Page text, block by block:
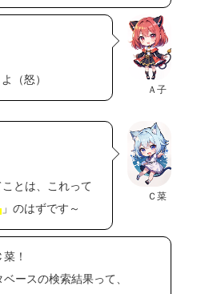
Ａ子
（怒）
Ｃ菜
ことは、これって
」のはずです～
菜！
ースの検索結果って、